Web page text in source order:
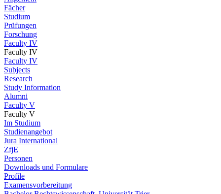
Fächer
Studium
Prüfungen
Forschung
Faculty IV
Faculty IV
Faculty IV
Subjects
Research
Study Information
Alumni
Faculty V
Faculty V
Im Studium
Studienangebot
Jura International
ZfjE
Personen
Downloads und Formulare
Profile
Examensvorbereitung